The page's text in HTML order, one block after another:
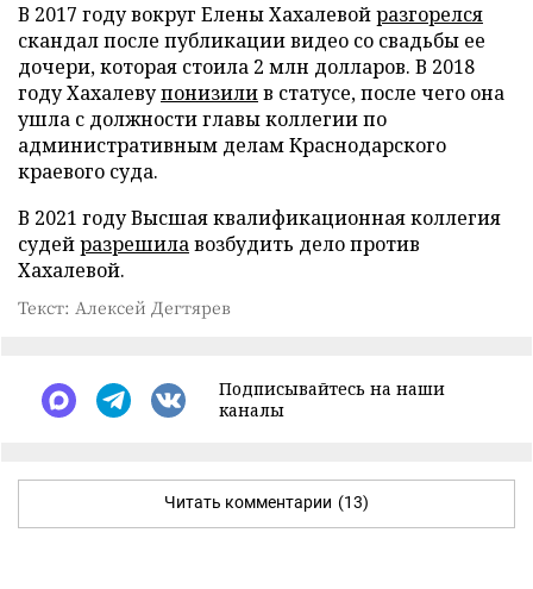
В 2017 году вокруг Елены Хахалевойразгорелся
скандал после публикации видео со свадьбы ее
дочери, которая стоила 2 млн долларов. В 2018
году Хахалевупонизилив статусе, после чего она
ушла с должности главы коллегии по
административным делам Краснодарского
краевого суда.
В 2021 году Высшая квалификационная коллегия
судейразрешилавозбудить дело против
Хахалевой.
Текст: Алексей Дегтярев
Подписывайтесь на наши
каналы
Читать комментарии (13)